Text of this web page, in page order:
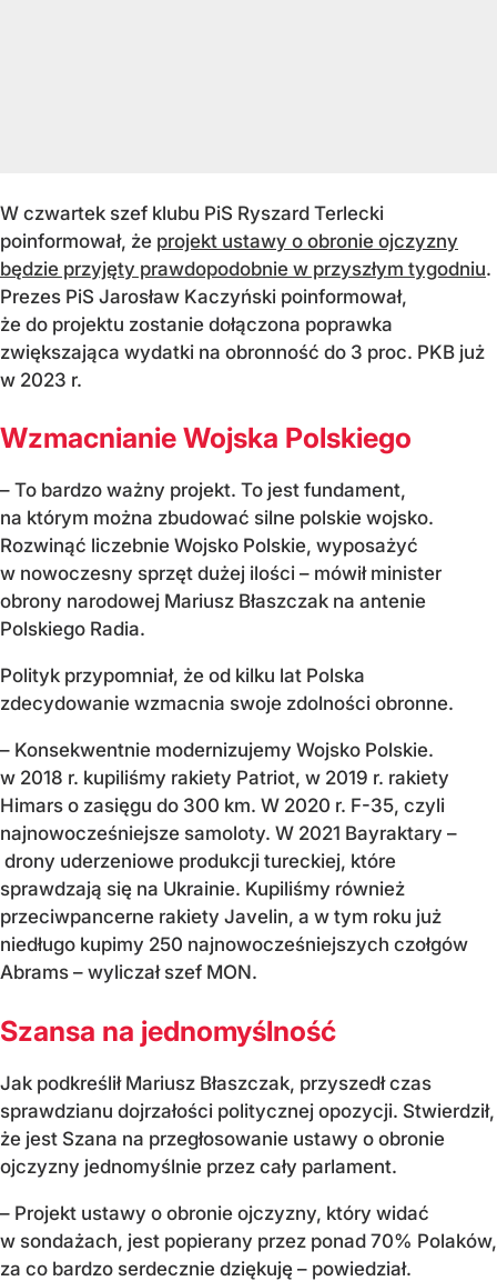
W czwartek szef klubu PiS Ryszard Terlecki
poinformował, że projekt ustawy o obronie ojczyzny
będzie przyjęty prawdopodobnie w przyszłym tygodniu.
Prezes PiS Jarosław Kaczyński poinformował,
że do projektu zostanie dołączona poprawka
zwiększająca wydatki na obronność do 3 proc. PKB już
w 2023 r.
Wzmacnianie Wojska Polskiego
– To bardzo ważny projekt. To jest fundament,
na którym można zbudować silne polskie wojsko.
Rozwinąć liczebnie Wojsko Polskie, wyposażyć
w nowoczesny sprzęt dużej ilości – mówił minister
obrony narodowej Mariusz Błaszczak na antenie
Polskiego Radia.
Polityk przypomniał, że od kilku lat Polska
zdecydowanie wzmacnia swoje zdolności obronne.
– Konsekwentnie modernizujemy Wojsko Polskie.
w 2018 r. kupiliśmy rakiety Patriot, w 2019 r. rakiety
Himars o zasięgu do 300 km. W 2020 r. F-35, czyli
najnowocześniejsze samoloty. W 2021 Bayraktary –
drony uderzeniowe produkcji tureckiej, które
sprawdzają się na Ukrainie. Kupiliśmy również
przeciwpancerne rakiety Javelin, a w tym roku już
niedługo kupimy 250 najnowocześniejszych czołgów
Abrams – wyliczał szef MON.
Szansa na jednomyślność
Jak podkreślił Mariusz Błaszczak, przyszedł czas
sprawdzianu dojrzałości politycznej opozycji. Stwierdził,
że jest Szana na przegłosowanie ustawy o obronie
ojczyzny jednomyślnie przez cały parlament.
– Projekt ustawy o obronie ojczyzny, który widać
w sondażach, jest popierany przez ponad 70% Polaków,
za co bardzo serdecznie dziękuję – powiedział.